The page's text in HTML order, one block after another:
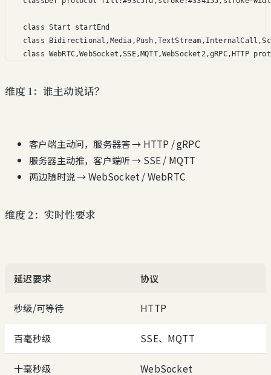
    class Start startEnd
class
class WebRTC,WebSocket,SSE,MQTT,WebSocket2,gRPC,HTTP
维度 1：谁主动说话？
客户端主动问，服务器答 → HTTP / gRPC
服务器主动推，客户端听 → SSE / MQTT
两边随时说 → WebSocket / WebRTC
维度 2：实时性要求
延迟要求 协议
秒级/可等待 HTTP
百毫秒级 SSE、MQTT
十毫秒级 WebSocket